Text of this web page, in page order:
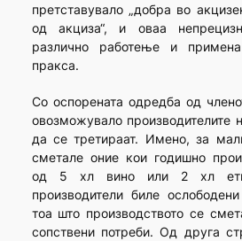
претставувало „добра во
од акциза“, и оваа
различно работење и
пракса.
Со оспорената одредба од
овозможувало производителите
да се третираат. Имено, за
сметале оние кои годишно
од 5 хл вино или 2 хл
производители биле
тоа што производството се
сопствени потреби. Од друга